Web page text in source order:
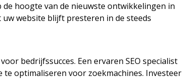
hoogte van de nieuwste ontwikkelingen in
website blijft presteren in de steeds
bedrijfssucces. Een ervaren SEO specialist
optimaliseren voor zoekmachines. Investeer